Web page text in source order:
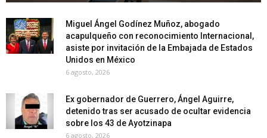
Miguel Ángel Godínez Muñoz, abogado
acapulqueño con reconocimiento Internacional,
asiste por invitación de la Embajada de Estados
Unidos en México
6 agosto, 2026
Ex gobernador de Guerrero, Ángel Aguirre,
detenido tras ser acusado de ocultar evidencia
sobre los 43 de Ayotzinapa
6 agosto, 2026